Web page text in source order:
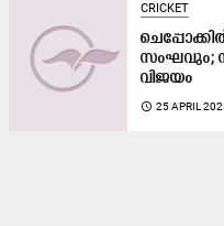
CRICKET
സംഘവും;
വിജയം
access_time 25 APRIL